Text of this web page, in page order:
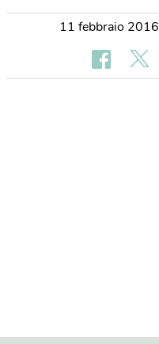
11 febbraio 2016